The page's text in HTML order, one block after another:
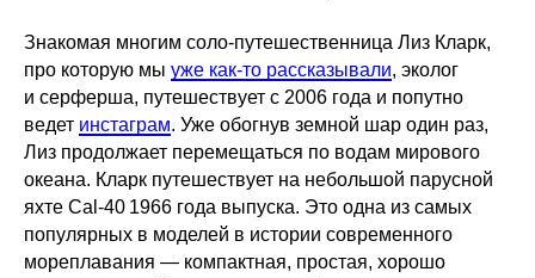
Знакомая многим соло-путешественница Лиз Кларк,
про которую мы уже как-то рассказывали, эколог
и серферша, путешествует с 2006 года и попутно
ведет инстаграм. Уже обогнув земной шар один раз,
Лиз продолжает перемещаться по водам мирового
океана. Кларк путешествует на небольшой парусной
яхте Cal-40 1966 года выпуска. Это одна из самых
популярных в моделей в истории современного
мореплавания — компактная, простая, хорошо